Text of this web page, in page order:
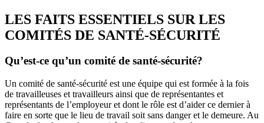
LES FAITS ESSENTIELS SUR LES
COMITÉS DE SANTÉ-SÉCURITÉ
Qu’est-ce qu’un comité de santé-sécurité?
Un comité de santé-sécurité est une équipe qui est formée à la fois
de travailleuses et travailleurs ainsi que de représentantes et
représentants de l’employeur et dont le rôle est d’aider ce dernier à
faire en sorte que le lieu de travail soit sans danger et le demeure. Au